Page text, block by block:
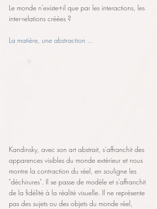
Le monde n'existe-t-il que par les interactions, les
inter-relations créées ?
La matière, une abstraction ...
Kandinsky, avec son art abstrait, s'affranchit des
apparences visibles du monde extérieur et nous
montre la contraction du réel, en souligne les
"déchirures". Il se passe de modèle et s'affranchit
de la fidélité à la réalité visuelle. Il ne représente
pas des sujets ou des objets du monde réel,